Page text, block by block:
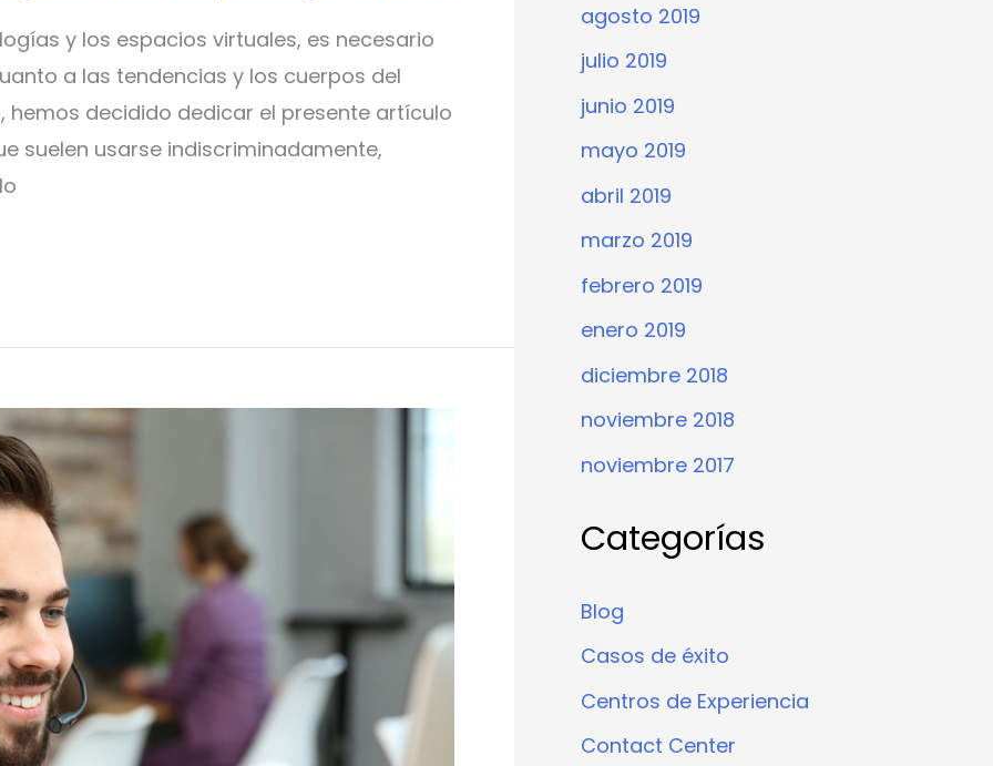
y los espacios virtuales, es necesario
a las tendencias y los cuerpos del
hemos decidido dedicar el presente artículo
suelen usarse indiscriminadamente,
agosto 2019
julio 2019
junio 2019
mayo 2019
abril 2019
marzo 2019
febrero 2019
enero 2019
diciembre 2018
noviembre 2018
noviembre 2017
Categorías
Blog
Casos de éxito
Centros de Experiencia
Contact Center